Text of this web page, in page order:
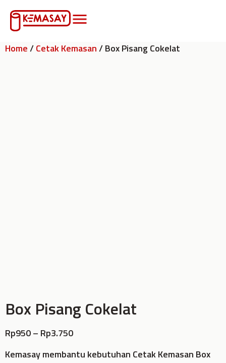
Home/Cetak Kemasan/ Box Pisang Cokelat
Box Pisang Cokelat
Rp950– Rp3.750
Kemasay membantu kebutuhan Cetak Kemasan Box